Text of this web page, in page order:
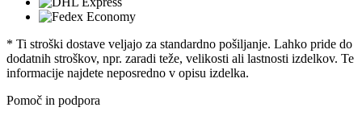
* Ti stroški dostave veljajo za standardno pošiljanje. Lahko pride do
dodatnih stroškov, npr. zaradi teže, velikosti ali lastnosti izdelkov. Te
informacije najdete neposredno v opisu izdelka.
Pomoč in podpora